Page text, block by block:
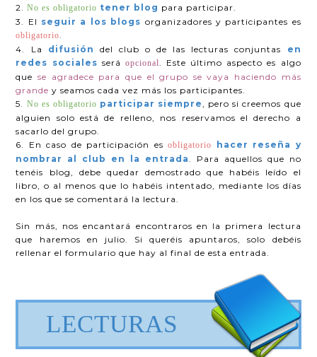
2.No es obligatorio tener blog para participar.
3. El seguir a los blogs organizadores y participantes es
obligatorio.
4. La difusión del club o de las lecturas conjuntas en
redes sociales será opcional. Este último aspecto es algo
que se agradece para que el grupo se vaya haciendo más
grande y seamos cada vez más los participantes.
5. No es obligatorio participar siempre, pero si creemos que
alguien solo está de relleno, nos reservamos el derecho a
sacarlo del grupo.
6. En caso de participación esobligatorio
hacer reseña y
nombrar al club en la entrada. Para aquellos que no
tenéis blog, debe quedar demostrado que habéis leído el
libro, o al menos que lo habéis intentado, mediante los días
en los que se comentará la lectura.
Sin más, nos encantará encontraros en la primera lectura
que haremos en julio. Si queréis apuntaros, solo debéis
rellenar el formulario que hay al final de esta entrada.
LECTURAS